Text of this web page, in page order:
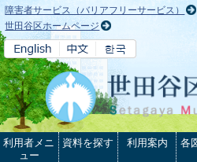
本文へ
障害者サービス（バリアフリーサービス）
世田谷区ホームページ
利用者メニ
ュー
資料を探す 利用案内
各